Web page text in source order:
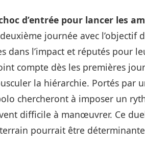
d’entrée pour lancer les
journée avec l’objectif
dans l’impact et réputés pour
compte dès les premières
la hiérarchie. Portés par
chercheront à imposer un
difficile à manœuvrer. Ce
pourrait être